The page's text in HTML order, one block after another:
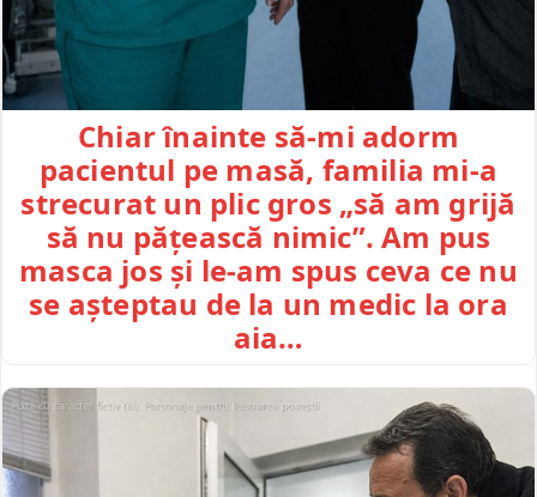
Chiar înainte să-mi adorm
pacientul pe masă, familia mi-a
strecurat un plic gros „să am grijă
să nu pățească nimic”. Am pus
masca jos și le-am spus ceva ce nu
se așteptau de la un medic la ora
aia…